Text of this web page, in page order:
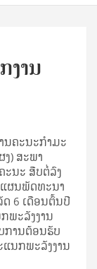
ງານ
ນຄະນະກໍາມະ
) ສະພາ
ະນະ ສືບຕໍ່ລົງ
ຜນພັດທະນາ
6 ເດືອນຕົ້ນປີ
ພະລັງງານ
ການຕ້ອນຮັບ
ນກພະລັງງານ